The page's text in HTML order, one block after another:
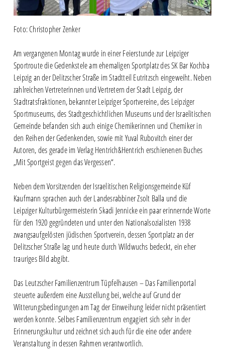
Foto: Christopher Zenker
Am vergangenen Montag wurde in einer Feierstunde zur Leipziger
Sportroute die Gedenkstele am ehemaligen Sportplatz des SK Bar Kochba
Leipzig an der Delitzscher Straße im Stadtteil Eutritzsch eingeweiht. Neben
zahlreichen Vertreterinnen und Vertretern der Stadt Leipzig, der
Stadtratsfraktionen, bekannter Leipziger Sportvereine, des Leipziger
Sportmuseums, des Stadtgeschichtlichen Museums und der Israelitischen
Gemeinde befanden sich auch einige Chemikerinnen und Chemiker in
den Reihen der Gedenkenden, sowie mit Yuval Rubovitch einer der
Autoren, des gerade im Verlag Hentrich&Hentrich erschienenen Buches
„Mit Sportgeist gegen das Vergessen“.
Neben dem Vorsitzenden der Israelitischen Religionsgemeinde Küf
Kaufmann sprachen auch der Landesrabbiner Zsolt Balla und die
Leipziger Kulturbürgermeisterin Skadi Jennicke ein paar erinnernde Worte
für den 1920 gegründeten und unter den Nationalsozialisten 1938
zwangsaufgelösten jüdischen Sportverein, dessen Sportplatz an der
Delitzscher Straße lag und heute durch Wildwuchs bedeckt, ein eher
trauriges Bild abgibt.
Das Leutzscher Familienzentrum Tüpfelhausen – Das Familienportal
steuerte außerdem eine Ausstellung bei, welche auf Grund der
Witterungsbedingungen am Tag der Einweihung leider nicht präsentiert
werden konnte. Selbes Familienzentrum engagiert sich sehr in der
Erinnerungskultur und zeichnet sich auch für die eine oder andere
Veranstaltung in dessen Rahmen verantwortlich.